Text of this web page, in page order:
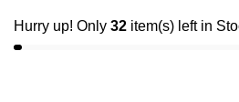
Hurry up! Only 32 item(s) left in